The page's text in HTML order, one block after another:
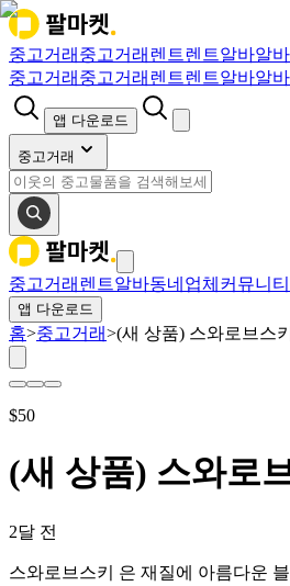
중고거래 중고거래 렌트렌트알바알바
중고거래 중고거래 렌트렌트알바알바
앱 다운로드
중고거래
중고거래 렌트알바동네업체 커뮤니티
앱 다운로드
홈>중고거래>(새 상품) 스와로브스
$50
(새 상품) 스와로
2달 전
스와로브스키 은 재질에 아름다운